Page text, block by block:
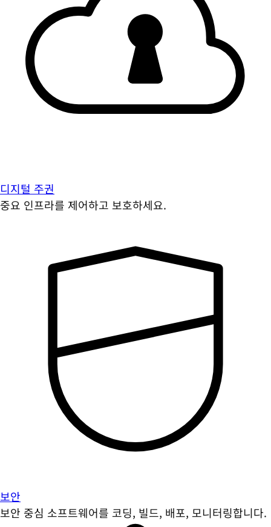
디지털 주권
중요 인프라를 제어하고 보호하세요.
보안
보안 중심 소프트웨어를 코딩, 빌드, 배포, 모니터링합니다.